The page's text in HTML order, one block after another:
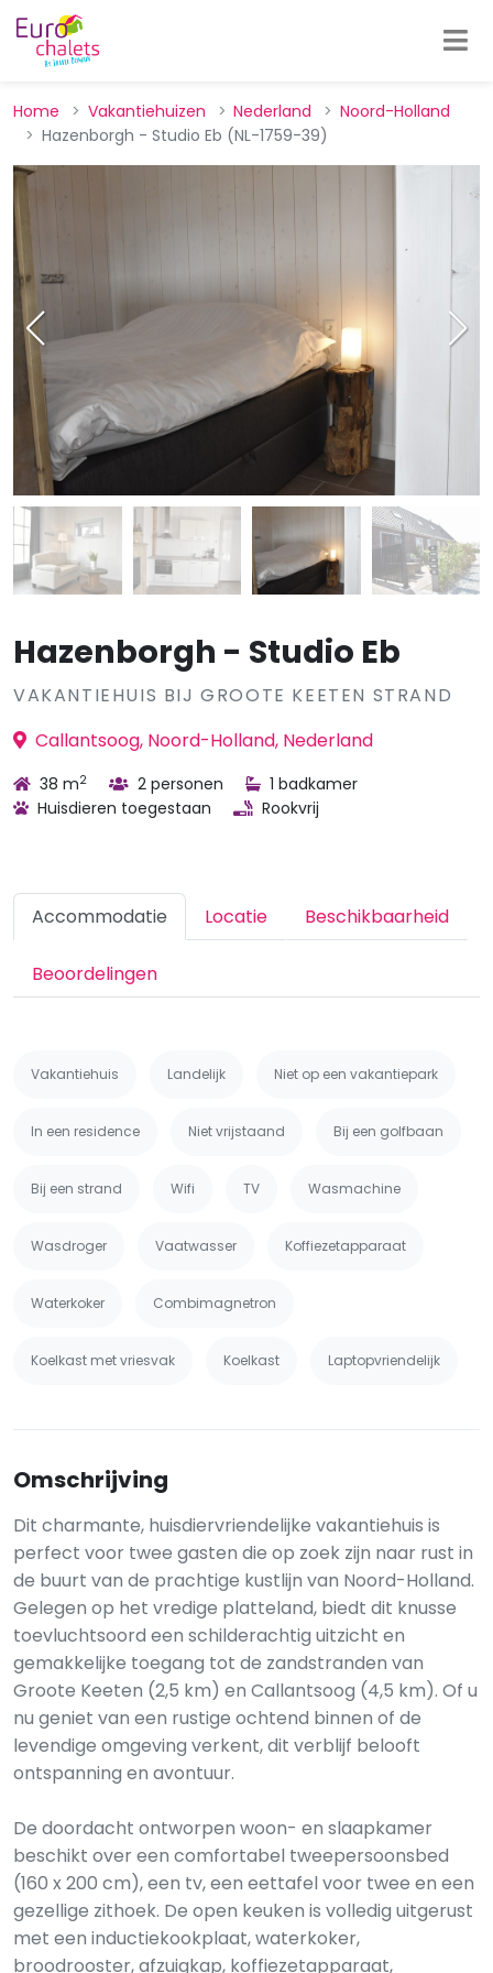
Home Vakantiehuizen Nederland
Noord-Holland
Hazenborgh - Studio Eb (NL-1759-39)
Hazenborgh - Studio Eb
VAKANTIEHUIS BIJ GROOTE KEETEN STRAND
Callantsoog, Noord-Holland, Nederland
38 m2 2 personen
1 badkamer
Huisdieren toegestaan
Rookvrij
Accommodatie Locatie Beschikbaarheid
Beoordelingen
Vakantiehuis Landelijk Niet op een vakantiepark
In een residence Niet vrijstaand Bij een golfbaan
Bij een strand Wifi TV Wasmachine
Wasdroger Vaatwasser Koffiezetapparaat
Waterkoker Combimagnetron
Koelkast met vriesvak Koelkast Laptopvriendelijk
Omschrijving
Dit charmante, huisdiervriendelijke vakantiehuis is
perfect voor twee gasten die op zoek zijn naar rust in
de buurt van de prachtige kustlijn van Noord-Holland.
Gelegen op het vredige platteland, biedt dit knusse
toevluchtsoord een schilderachtig uitzicht en
gemakkelijke toegang tot de zandstranden van
Groote Keeten (2,5 km) en Callantsoog (4,5 km). Of u
nu geniet van een rustige ochtend binnen of de
levendige omgeving verkent, dit verblijf belooft
ontspanning en avontuur.
De doordacht ontworpen woon- en slaapkamer
beschikt over een comfortabel tweepersoonsbed
(160 x 200 cm), een tv, een eettafel voor twee en een
gezellige zithoek. De open keuken is volledig uitgerust
met een inductiekookplaat, waterkoker,
broodrooster, afzuigkap, koffiezetapparaat,